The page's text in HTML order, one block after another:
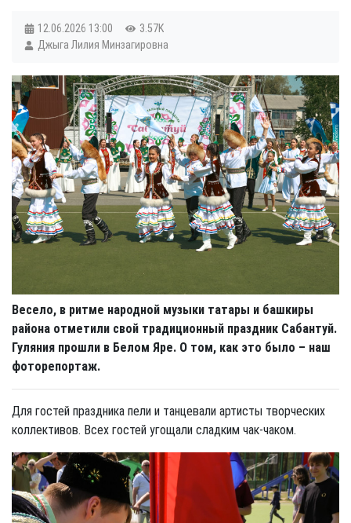
12.06.2026 13:00
3.57K
Джыга Лилия Минзагировна
Весело, в ритме народной музыки татары и башкиры
района отметили свой традиционный праздник Сабантуй.
Гуляния прошли в Белом Яре. О том, как это было – наш
фоторепортаж.
Для гостей праздника пели и танцевали артисты творческих
коллективов. Всех гостей угощали сладким чак-чаком.